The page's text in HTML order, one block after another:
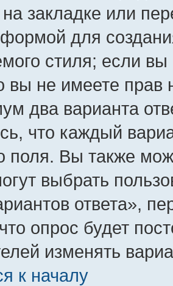
закладке или
для
стиля; если
не имеете прав
два варианта
что каждый
поля. Вы также
выбрать
ответа»,
опрос будет
изменять
к началу